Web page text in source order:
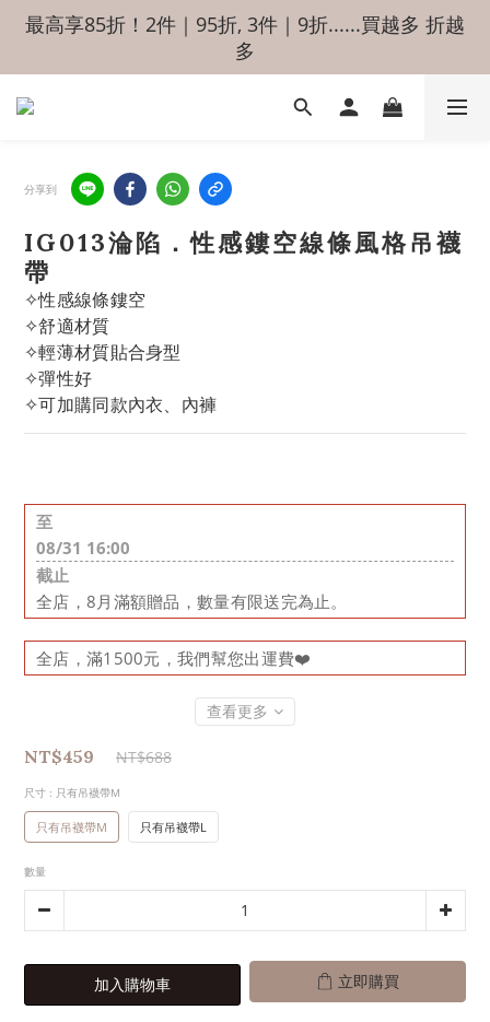
最高享85折！2件｜95折, 3件｜9折......買越多 折越
多
分享到
IG013淪陷．性感鏤空線條風格吊襪
帶
✧性感線條鏤空
✧舒適材質
✧輕薄材質貼合身型
✧彈性好
✧可加購同款內衣、內褲
至
08/31 16:00
截止
全店，8月滿額贈品，數量有限送完為止。
全店，滿1500元，我們幫您出運費❤️
查看更多
NT$459 NT$688
尺寸 : 只有吊襪帶M
只有吊襪帶M 只有吊襪帶L
數量
加入購物車 立即購買